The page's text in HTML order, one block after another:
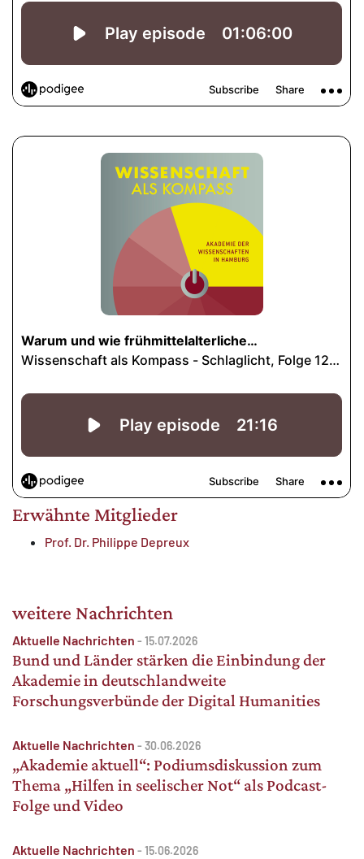
Erwähnte Mitglieder
Prof. Dr. Philippe Depreux
weitere Nachrichten
Aktuelle Nachrichten - 15.07.2026
Bund und Länder stärken die Einbindung der
Akademie in deutschlandweite
Forschungsverbünde der Digital Humanities
Aktuelle Nachrichten - 30.06.2026
„Akademie aktuell“: Podiumsdiskussion zum
Thema „Hilfen in seelischer Not“ als Podcast-
Folge und Video
Aktuelle Nachrichten - 15.06.2026